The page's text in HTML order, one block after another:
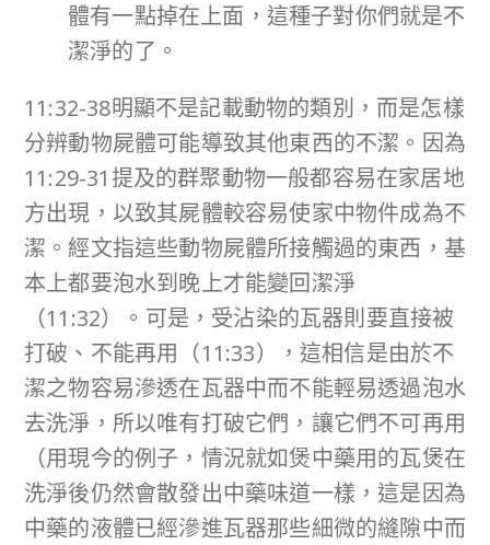
體有一點掉在上面，這種子對你們就是不
潔淨的了。
11:32-38明顯不是記載動物的類別，而是怎樣
分辨動物屍體可能導致其他東西的不潔。因為
11:29-31提及的群聚動物一般都容易在家居地
方出現，以致其屍體較容易使家中物件成為不
潔。經文指這些動物屍體所接觸過的東西，基
本上都要泡水到晚上才能變回潔淨
（11:32）。可是，受沾染的瓦器則要直接被
打破、不能再用（11:33），這相信是由於不
潔之物容易滲透在瓦器中而不能輕易透過泡水
去洗淨，所以唯有打破它們，讓它們不可再用
（用現今的例子，情況就如煲中藥用的瓦煲在
洗淨後仍然會散發出中藥味道一樣，這是因為
中藥的液體已經滲進瓦器那些細微的縫隙中而